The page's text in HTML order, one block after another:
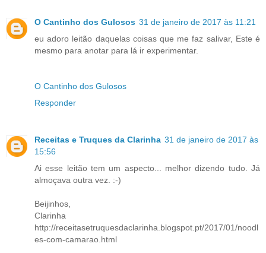
O Cantinho dos Gulosos 31 de janeiro de 2017 às 11:21
eu adoro leitão daquelas coisas que me faz salivar, Este é
mesmo para anotar para lá ir experimentar.
O Cantinho dos Gulosos
Responder
Receitas e Truques da Clarinha 31 de janeiro de 2017 às
15:56
Ai esse leitão tem um aspecto... melhor dizendo tudo. Já
almoçava outra vez. :-)
Beijinhos,
Clarinha
http://receitasetruquesdaclarinha.blogspot.pt/2017/01/noodl
es-com-camarao.html